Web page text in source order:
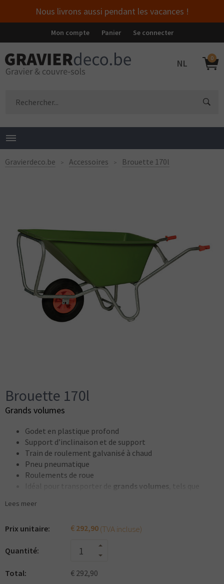
Nous livrons aussi pendant les vacances !
Mon compte Panier Se connecter
NL 0
Gravierdeco.be Accessoires Brouette 170l
Brouette 170l
Grands volumes
Godet en plastique profond
Support d’inclinaison et de support
Train de roulement galvanisé à chaud
Pneu pneumatique
Roulements de roue
Idéal pour transporter de grands volumes , tels que
Qualité professionnelle !
Lees meer
Prix unitaire: € 292,90 (TVA incluse)
Quantité:
Total: € 292,90